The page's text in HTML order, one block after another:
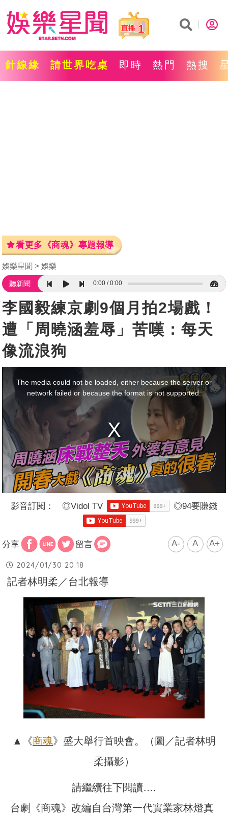
1
針線緣 請世界吃桌 即時 熱門 熱搜
看更多《商魂》專題報導
娛樂星聞 娛樂
聽新聞 0:00 0:00
李國毅練京劇9個月拍2場戲！
遭「周曉涵羞辱」苦嘆：每天
像流浪狗
modal
window.
The media could not be loaded, either because the server or
network failed or because the format is not supported.
影音訂閱： ◎Vidol TV ◎94要賺錢
分享 留言 A- A A+
2024/01/30 20:18
記者林明柔／台北報導
▲《商魂》盛大舉行首映會。（圖／記者林明
柔攝影）
請繼續往下閱讀….
台劇《商魂》改編自台灣第一代實業家林燈真